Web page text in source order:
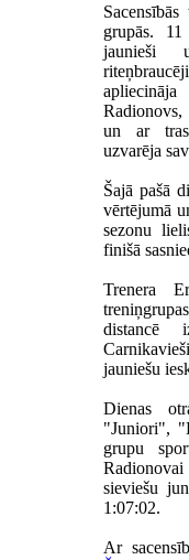
grupās.
jaunieši
un ar
uzvarēja
Šajā pašā
vērtējumā
sezonu
finišā
Trenera
distancē
jauniešu
Dienas
"Juniori",
grupu
Radionovai
sieviešu
1:07:02.
Ar